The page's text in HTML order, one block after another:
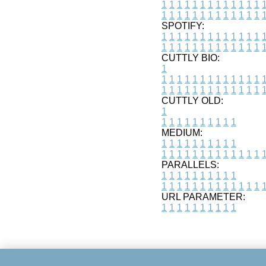
1 1 1 1 1 1 1 1 1 1 1 1 1 1
1 1 1 1 1 1 1 1 1 1 1 1 1 1
SPOTIFY:
1 1 1 1 1 1 1 1 1 1 1 1 1 1
1 1 1 1 1 1 1 1 1 1 1 1 1 1
CUTTLY BIO:
1
1 1 1 1 1 1 1 1 1 1 1 1 1 1
1 1 1 1 1 1 1 1 1 1 1 1 1 1
CUTTLY OLD:
1
1 1 1 1 1 1 1 1 1 1
MEDIUM:
1 1 1 1 1 1 1 1 1 1
1 1 1 1 1 1 1 1 1 1 1 1 1 1
PARALLELS:
1 1 1 1 1 1 1 1 1 1
1 1 1 1 1 1 1 1 1 1 1 1 1 1
URL PARAMETER:
1 1 1 1 1 1 1 1 1 1